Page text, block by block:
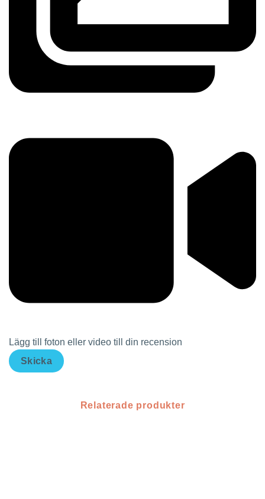
Lägg till foton eller video till din recension
Skicka
Relaterade produkter